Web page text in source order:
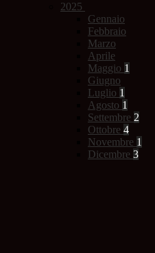
2025
Gennaio
Febbraio
Marzo
Aprile
Maggio 1
Giugno
Luglio 1
Agosto 1
Settembre 2
Ottobre 4
Novembre 1
Dicembre 3